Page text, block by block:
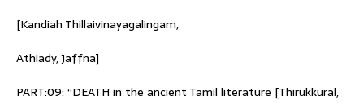
[Kandiah Thillaivinayagalingam,
Athiady, Jaffna]
PART:09: “DEATH in the ancient Tamil literature [Thirukkural,